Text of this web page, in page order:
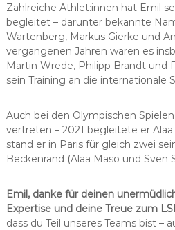
Zahlreiche Athlet:innen hat Emil
begleitet – darunter bekannte
Wartenberg, Markus Gierke und
vergangenen Jahren waren es
Martin Wrede, Philipp Brandt und
sein Training an die internationale
Auch bei den Olympischen
vertreten – 2021 begleitete er
stand er in Paris für gleich zwei
Beckenrand (Alaa Maso und Sven
Emil, danke für deinen
Expertise und deine Treue zum
dass du Teil unseres Teams bist –